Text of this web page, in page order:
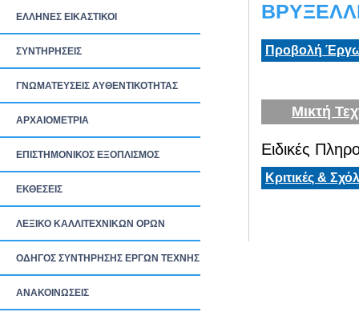
ΕΛΛΗΝΕΣ ΕΙΚΑΣΤΙΚΟΙ
ΣΥΝΤΗΡΗΣΕΙΣ
ΓΝΩΜΑΤΕΥΣΕΙΣ ΑΥΘΕΝΤΙΚΟΤΗΤΑΣ
ΑΡΧΑΙΟΜΕΤΡΙΑ
ΕΠΙΣΤΗΜΟΝΙΚΟΣ ΕΞΟΠΛΙΣΜΟΣ
ΕΚΘΕΣΕΙΣ
ΛΕΞΙΚΟ ΚΑΛΛΙΤΕΧΝΙΚΩΝ ΟΡΩΝ
ΟΔΗΓΟΣ ΣΥΝΤΗΡΗΣΗΣ ΕΡΓΩΝ ΤΕΧΝΗΣ
ΑΝΑΚΟΙΝΩΣΕΙΣ
Προβολή
Μικτή
Ειδικές
Κριτικές &